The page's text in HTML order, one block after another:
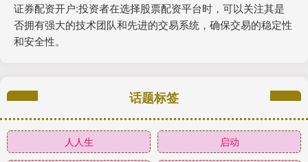
证券配资开户:投资者在选择股票配资平台时，可以关注其是
否拥有强大的技术团队和先进的交易系统，确保交易的稳定性
和安全性。
话题标签
人人生 启动